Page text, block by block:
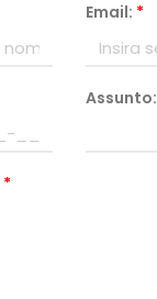
Email: *
Assunto:
*